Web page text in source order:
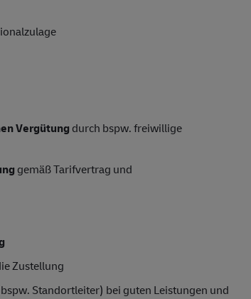
Vergütung durch bspw. freiwillige
gemäß Tarifvertrag und
Zustellung
Standortleiter) bei guten Leistungen und